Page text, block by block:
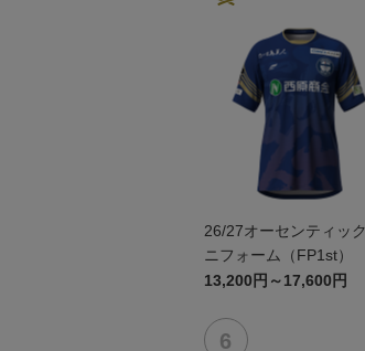
26/27オーセンティッ
ニフォーム（FP1st）
13,200円～17,600円